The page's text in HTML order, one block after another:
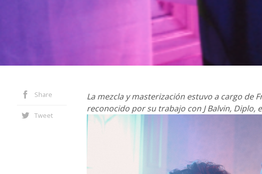
Share
Tweet
La mezcla y masterización estuvo a cargo de
reconocido por su trabajo con J Balvin, Diplo,